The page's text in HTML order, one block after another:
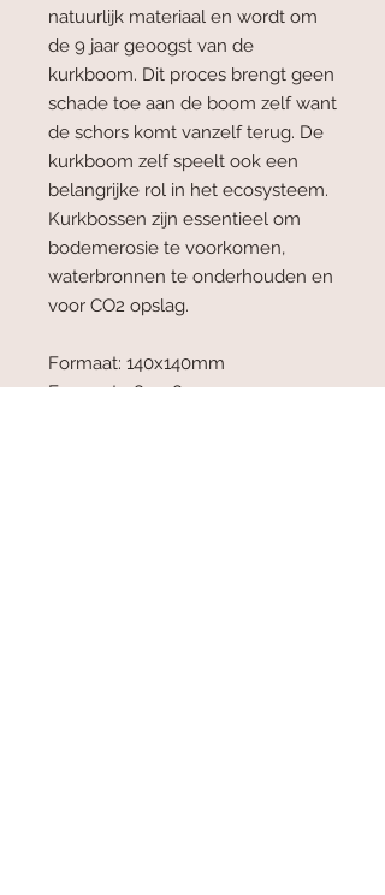
natuurlijk materiaal en wordt om
de 9 jaar geoogst van de
kurkboom. Dit proces brengt geen
schade toe aan de boom zelf want
de schors komt vanzelf terug. De
kurkboom zelf speelt ook een
belangrijke rol in het ecosysteem.
Kurkbossen zijn essentieel om
bodemerosie te voorkomen,
waterbronnen te onderhouden en
voor CO2 opslag.
Formaat: 140x140mm
Formaat: 180x180mm